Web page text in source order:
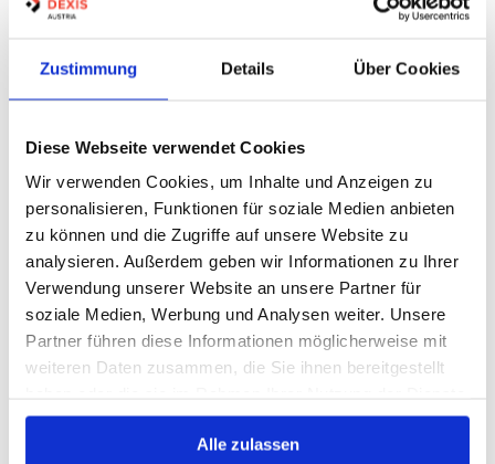
Zustimmung Details Über Cookies
Diese Webseite verwendet Cookies
Wir verwenden Cookies, um Inhalte und Anzeigen zu
personalisieren, Funktionen für soziale Medien anbieten
zu können und die Zugriffe auf unsere Website zu
analysieren. Außerdem geben wir Informationen zu Ihrer
Verwendung unserer Website an unsere Partner für
soziale Medien, Werbung und Analysen weiter. Unsere
Partner führen diese Informationen möglicherweise mit
weiteren Daten zusammen, die Sie ihnen bereitgestellt
gesammelt haben.
Alle zulassen
Schnurstärke:
STK
Auf Lager
Lager anzeigen
Print
PRODUKTBESCHREIBUNG